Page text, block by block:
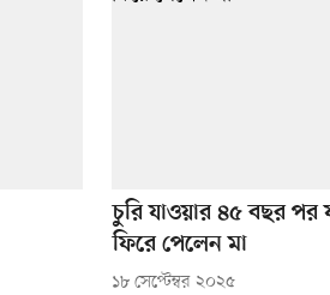
চুরি যাওয়ার ৪৫ বছর পর
ফিরে পেলেন মা
১৮ সেপ্টেম্বর ২০২৫